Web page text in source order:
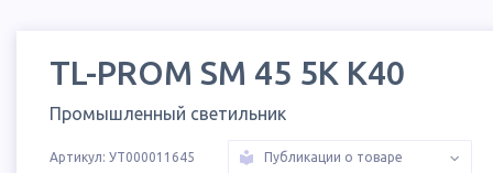
TL-PROM SM 45 5K К40
Промышленный светильник
Артикул: УТ000011645 Публикации о товаре